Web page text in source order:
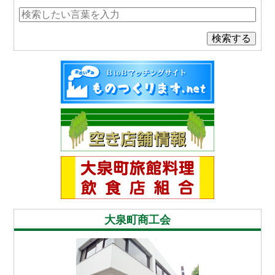
検索する
大泉町商工会